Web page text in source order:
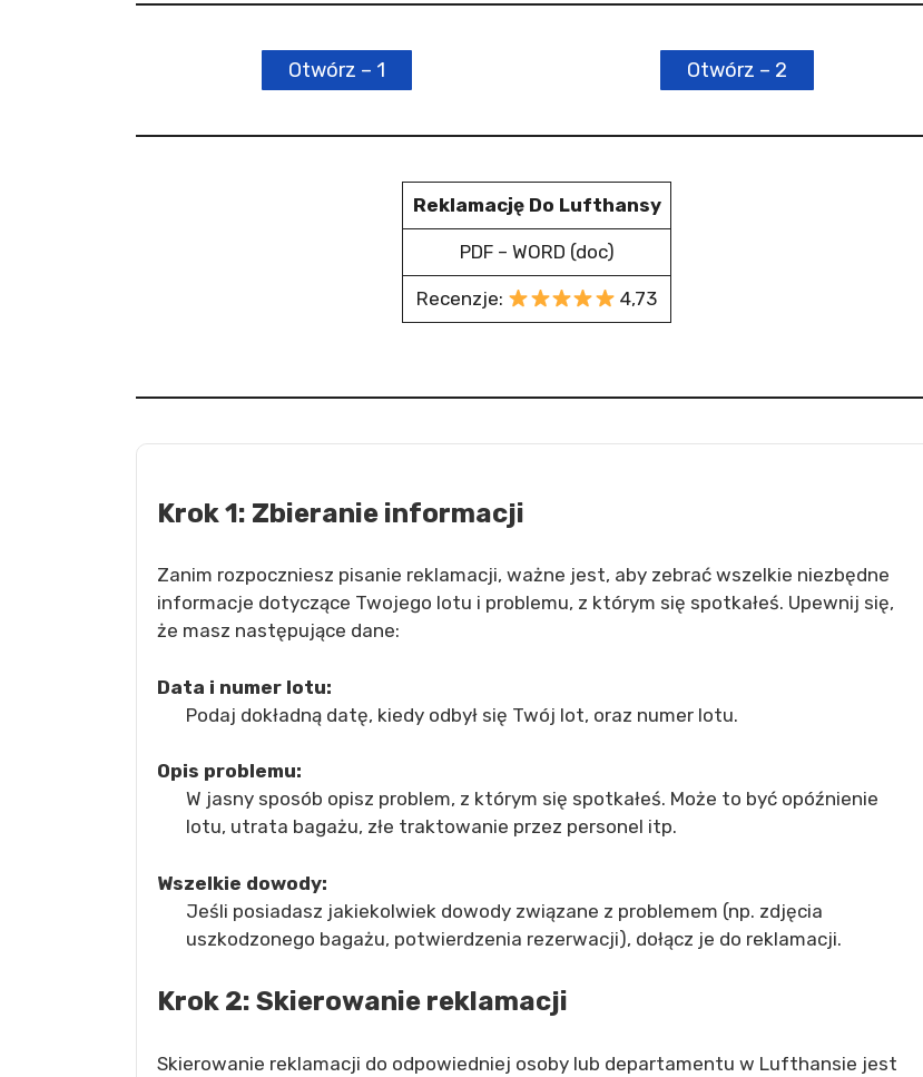
Otwórz – 1 Otwórz – 2
Reklamację Do Lufthansy
PDF – WORD (doc)
Recenzje: 4,73
Krok 1: Zbieranie informacji
Zanim rozpoczniesz pisanie reklamacji, ważne jest, aby zebrać wszelkie niezbędne
informacje dotyczące Twojego lotu i problemu, z którym się spotkałeś. Upewnij się,
że masz następujące dane:
Data i numer lotu:
Podaj dokładną datę, kiedy odbył się Twój lot, oraz numer lotu.
Opis problemu:
W jasny sposób opisz problem, z którym się spotkałeś. Może to być opóźnienie
lotu, utrata bagażu, złe traktowanie przez personel itp.
Wszelkie dowody:
Jeśli posiadasz jakiekolwiek dowody związane z problemem (np. zdjęcia
uszkodzonego bagażu, potwierdzenia rezerwacji), dołącz je do reklamacji.
Krok 2: Skierowanie reklamacji
Skierowanie reklamacji do odpowiedniej osoby lub departamentu w Lufthansie jest